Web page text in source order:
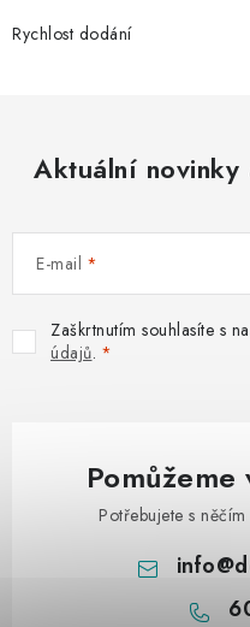
Rychlost dodání
Aktuální novinky
E-mail
Zaškrtnutím souhlasíte s
údajů.
Potřebujete s
info@